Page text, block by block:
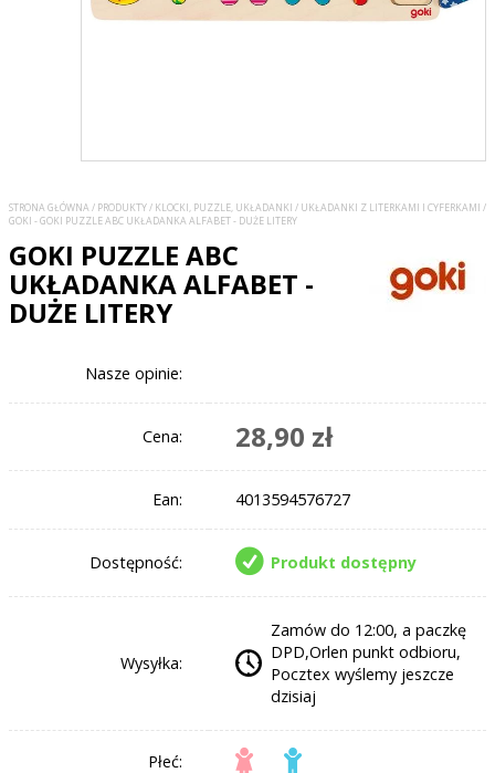
Cena do:
STRONA GŁÓWNA/ PRODUKTY/ KLOCKI, PUZZLE, UKŁADANKI / UKŁADANKI Z LITERKAMI I CYFERKAMI /
GOKI - GOKI PUZZLE ABC UKŁADANKA ALFABET - DUŻE LITERY
GOKI PUZZLE ABC
UKŁADANKA ALFABET -
DUŻE LITERY
Nasze opinie:
Cena: 28,90 zł
Ean: 4013594576727
Dostępność: Produkt dostępny
Wysyłka:
Zamów do 12:00, a paczkę
DPD,Orlen punkt odbioru,
Pocztex wyślemy jeszcze
dzisiaj
Płeć: